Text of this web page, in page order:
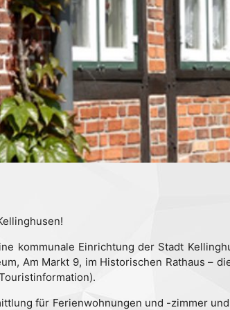
kommunale Einrichtung der Stadt
Am Markt 9, im Historischen Rathaus –
für Ferienwohnungen und -zimmer